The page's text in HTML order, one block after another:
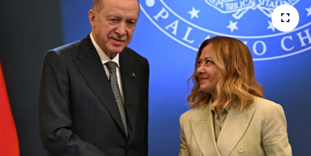
RESMİ İLANLAR
İLAN
Bize ulaşın
İletişim/Künye